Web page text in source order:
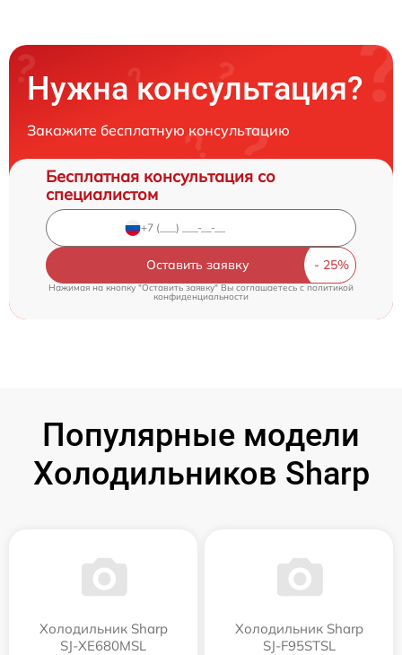
Нужна консультация?
Закажите бесплатную консультацию
Бесплатная консультация со
специалистом
Оставить заявку
Нажимая на кнопку "Оставить заявку" Вы соглашаетесь cполитикой
конфиденциальности
Популярные модели
Холодильников Sharp
Холодильник Sharp
SJ-XE680MSL
Холодильник Sharp
SJ-F95STSL